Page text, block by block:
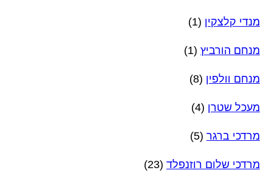
מנדי קלצקין (1)
מנחם הורביץ (1)
מנחם וולפין (8)
מעכל שטרן (4)
מרדכי ברגר (5)
מרדכי שלום רוזנפלד (23)